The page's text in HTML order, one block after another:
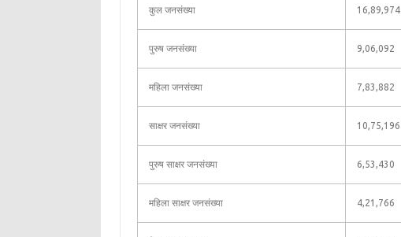
कुल जनसंख्या 16,89,974
पुरुष जनसंख्या 9,06,092
महिला जनसंख्या 7,83,882
साक्षर जनसंख्या 10,75,196
पुरुष साक्षर जनसंख्या 6,53,430
महिला साक्षर जनसंख्या 4,21,766